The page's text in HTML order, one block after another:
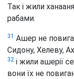
Так і жили
рабами.
31 Ашер не
Сидону, Хелеву,
32 і жили ашерії
вони їх не